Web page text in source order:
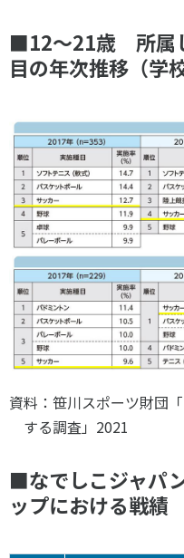
■12～21歳 所属
目の年次推移（学
資料：笹川スポーツ財団
する調査」2021
■なでしこジャパ
ップにおける戦績